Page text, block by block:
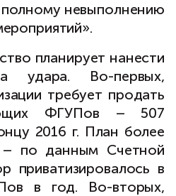
невыполнению
планирует нанести
Во-первых,
требует продать
ФГУПов – 507
2016 г. План более
– по данным Счетной
приватизировалось в
в год. Во-вторых,